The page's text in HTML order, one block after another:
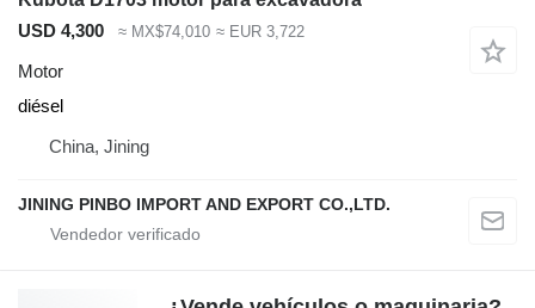
USD 4,300
≈ MX$74,010 ≈ EUR 3,722
Motor
diésel
China, Jining
JINING PINBO IMPORT AND EXPORT CO.,LTD.